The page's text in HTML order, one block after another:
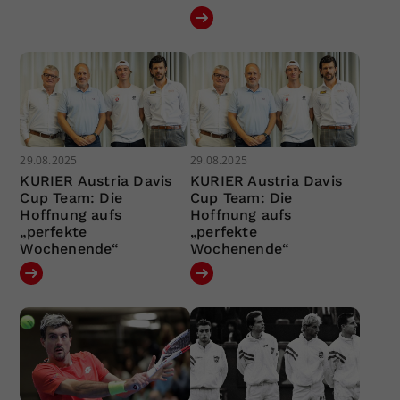
29.08.2025
KURIER Austria Davis
Cup Team: Die
Hoffnung aufs
„perfekte
Wochenende“
29.08.2025
KURIER Austria Davis
Cup Team: Die
Hoffnung aufs
„perfekte
Wochenende“